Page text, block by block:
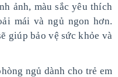
ảnh, màu sắc yêu thích
mái và ngủ ngon hơn.
giúp bảo vệ sức khỏe và
ngủ dành cho trẻ em